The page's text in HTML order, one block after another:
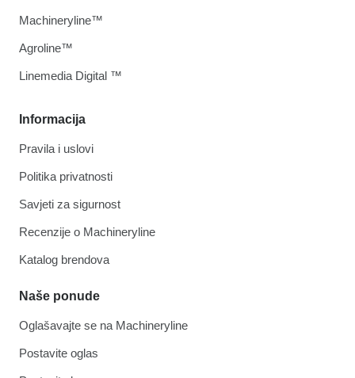
Informacija
Pravila i uslovi
Politika privatnosti
Savjeti za sigurnost
Recenzije o Machineryline
Katalog brendova
Naše ponude
Oglašavajte se na Machineryline
Postavite oglas
Machineryline™
Agroline™
Linemedia Digital ™